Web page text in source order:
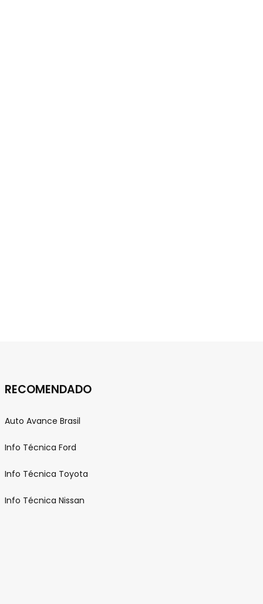
RECOMENDADO
Auto Avance Brasil
Info Técnica Ford
Info Técnica Toyota
Info Técnica Nissan